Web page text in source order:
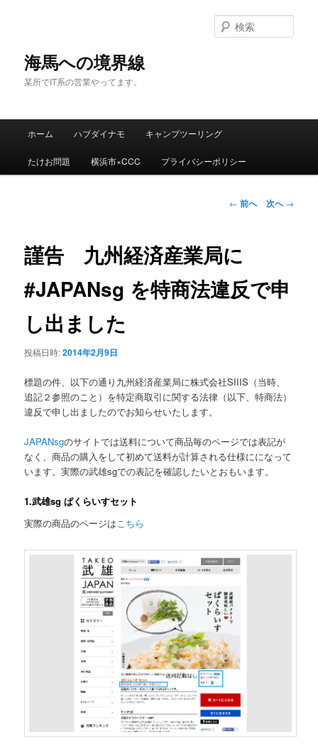
海馬への境界線
某所でIT系の営業やってます。
索
メ
メ
イ
ン
テ
ツ
へ
移
動
ホーム ハブダイナモ キャンプツーリング
たけお問題 横浜市×CCC プライバシーポリシー
投
ビ
ゲ
シ
← 前へ 次へ→
謹告 九州経済産業局に
#JAPANsg を特商法違反で申
し出ました
投稿日時:2014年2月9日
標題の件、以下の通り九州経済産業局に株式会社SIIIS（当時、
追記２参照のこと）を特定商取引に関する法律（以下、特商法）
違反で申し出ましたのでお知らせいたします。
JAPANsgのサイトでは送料について商品毎のページでは表記が
なく、商品の購入をして初めて送料が計算される仕様にになって
います。実際の武雄sgでの表記を確認したいとおもいます。
1.武雄sg ぱくらいすセット
実際の商品のページはこちら